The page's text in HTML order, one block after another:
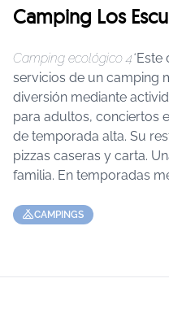
Camping Los
Camping ecológico 4*Este
servicios de un camping
diversión mediante
para adultos, conciertos
de temporada alta. Su
pizzas caseras y carta.
familia. En temporadas
CAMPINGS